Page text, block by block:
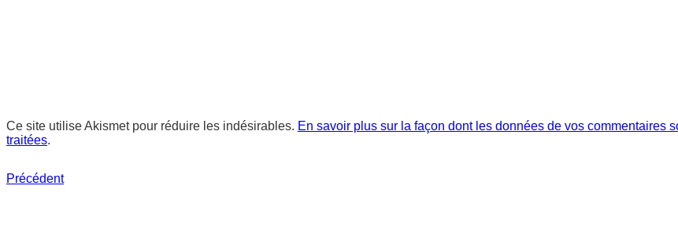
Ce site utilise Akismet pour réduire les indésirables. En savoir plus sur la façon dont les données de vos commentaires
traitées.
Précédent